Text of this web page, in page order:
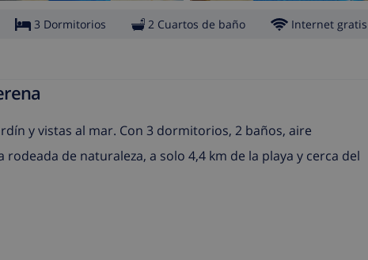
3 Dormitorios 2 Cuartos de baño Internet gratis
y vistas al mar. Con 3 dormitorios, 2 baños, aire
de naturaleza, a solo 4,4 km de la playa y cerca del